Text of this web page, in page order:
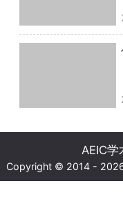
AEIC
Copyright © 2014 -